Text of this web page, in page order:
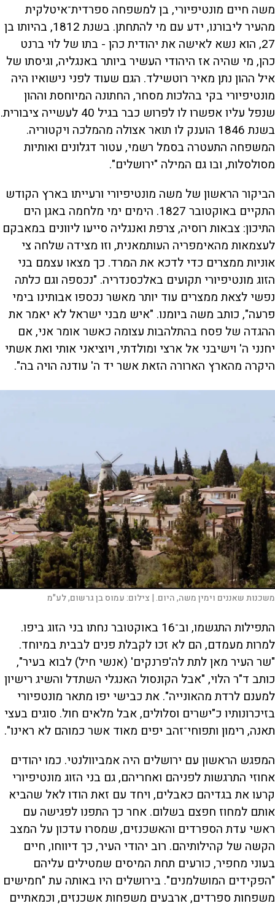
משה חיים מונטיפיורי, בן למשפחה ספרדית־איטלקית
מהעיר ליבורנו, ידע עם מי להתחתן. בשנת 1812, בהיותו בן
27, הוא נשא לאישה את יהודית כהן - בתו של לוי ברנט
כהן, מי שהיה אז היהודי העשיר ביותר באנגליה, וגיסתו של
איל ההון נתן מאיר רוטשילד. הגם שעוד לפני נישואיו היה
מונטיפיורי בקי בהלכות מסחר, החתונה המיוחסת וההון
שנפל עליו אפשרו לו לפרוש כבר בגיל 40 לעשייה ציבורית.
בשנת 1846 הוענק לו תואר אצולה מהמלכה ויקטוריה.
המשפחה התעטרה בסמל רשמי, עטור דגלונים ואותיות
מסולסלות, ובו גם המילה "ירושלים".
הביקור הראשון של משה מונטיפיורי ורעייתו בארץ הקודש
התקיים באוקטובר 1827. הימים ימי מלחמה באגן הים
התיכון: צבאות רוסיה, צרפת ואנגליה סייעו ליוונים במאבקם
לעצמאות מהאימפריה העותמאנית, וזו מצידה שלחה צי
אוניות ממצרים כדי לדכא את המרד. כך מצאו עצמם בני
הזוג מונטיפיורי תקועים באלכסנדריה. "נכספה וגם כלתה
נפשי לצאת ממצרים עוד יותר מאשר נכספו אבותינו בימי
פרעה", כותב משה ביומנו. "איש מבני ישראל לא יאמר את
ההגדה של פסח בהתלהבות עצומה כאשר אומר אני, אם
יחנני ה' וישיבני אל ארצי ומולדתי, ויוציאני אותי ואת אשתי
היקרה מהארץ הארורה הזאת אשר יד ה' עודנה הויה בה".
משכנות שאננים וימין משה, היום. | צילום:עמוס בן גרשום, לע"מ
התפילות התגשמו, וב־16 באוקטובר נחתו בני הזוג ביפו.
למרות מעמדם, הם לא זכו לקבלת פנים לבבית במיוחד.
"שר העיר מאן לתת לה'פרנקים' (אנשי חיל) לבוא בעיר",
כותב ד"ר הלוי, "אבל הקונסול האנגלי השתדל והשיג רישיון
למענם לרדת מהאונייה". את כבישי יפו מתאר מונטפיורי
בזיכרונותיו כ"ישרים וסלולים, אבל מלאים חול. סוגים בעצי
תאנה, רימון ותפוחי־זהב יפים מאוד אשר כמוהם לא ראינו".
המפגש הראשון עם ירושלים היה אמביוולנטי. כמו יהודים
אחוזי התרגשות לפניהם ואחריהם, גם בני הזוג מונטיפיורי
קרעו את בגדיהם כאבלים, ויחד עם זאת הודו לאל שהביא
אותם למחוז חפצם בשלום. אחר כך התפנו לפגישה עם
ראשי עדת הספרדים והאשכנזים, שמסרו עדכון על המצב
הקשה של קהילותיהם. רוב יהודי העיר, כך דיווחו, חיים
בעוני מחפיר, כורעים תחת המיסים שמטילים עליהם
"הפקידים המושלמנים". בירושלים היו באותה עת "חמישים
משפחות ספרדים, ארבעים משפחות אשכנזים, וכמאתיים